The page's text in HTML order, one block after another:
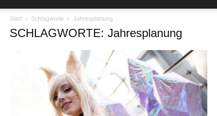
Start Schlagworte Jahresplanung
SCHLAGWORTE: Jahresplanung